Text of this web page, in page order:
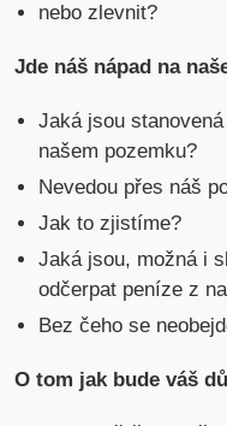
nebo zlevnit?
Jde náš nápad na
Jaká jsou
našem pozemku?
Nevedou přes náš
Jak to zjistíme?
Jaká jsou, možná i
odčerpat peníze z
Bez čeho se
O tom jak bude váš